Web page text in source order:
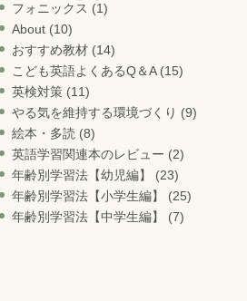
フォニックス (1)
About(10)
おすすめ教材(14)
こども英語よくあるQ＆A(15)
英検対策(11)
やる気を維持する環境づくり (9)
絵本・多読(8)
英語学習関連本のレビュー (2)
年齢別学習法【幼児編】
(23)
年齢別学習法【小学生編】
(25)
年齢別学習法【中学生編】
(7)